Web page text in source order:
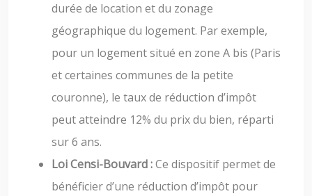
durée de location et du zonage
géographique du logement. Par exemple,
pour un logement situé en zone A bis (Paris
et certaines communes de la petite
couronne), le taux de réduction d’impôt
peut atteindre 12% du prix du bien, réparti
sur 6 ans.
Loi Censi-Bouvard :Ce dispositif permet de
bénéficier d’une réduction d’impôt pour